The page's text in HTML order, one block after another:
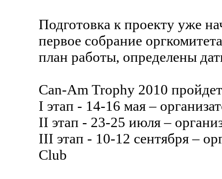
Подготовка к проекту уже
первое собрание
план работы, определены
Can-Am Trophy 2010
I этап - 14-16 мая –
II этап - 23-25 июля –
III этап - 10-12 сентября –
Club